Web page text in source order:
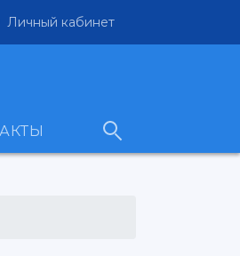
Личный кабинет